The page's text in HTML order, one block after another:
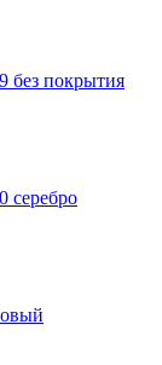
без покрытия
серебро